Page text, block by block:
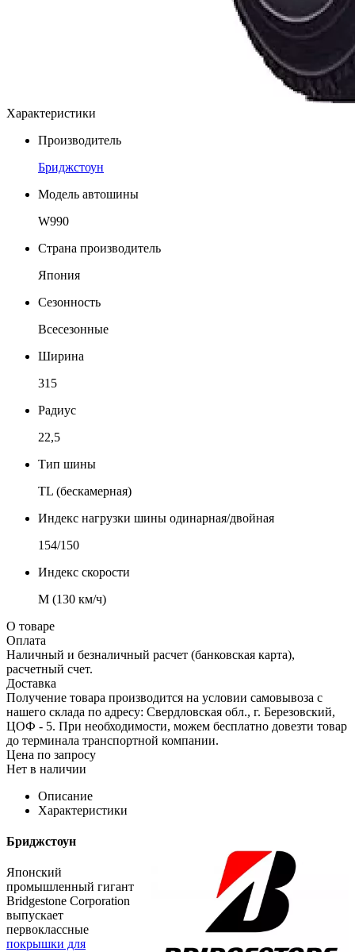
Характеристики
Производитель
Бриджстоун
Модель автошины
W990
Страна производитель
Япония
Сезонность
Всесезонные
Ширина
315
Радиус
22,5
Тип шины
TL (бескамерная)
Индекс нагрузки шины одинарная/двойная
154/150
Индекс скорости
М (130 км/ч)
О товаре
Оплата
Наличный и безналичный расчет (банковская карта),
расчетный счет.
Доставка
Получение товара производится на условии самовывоза с
нашего склада по адресу: Свердловская обл., г. Березовский,
ЦОФ - 5. При необходимости, можем бесплатно довезти товар
до терминала транспортной компании.
Цена по запросу
Нет в наличии
Описание
Характеристики
Бриджстоун
Японский
промышленный гигант
Bridgestone Corporation
выпускает
первоклассные
покрышки для